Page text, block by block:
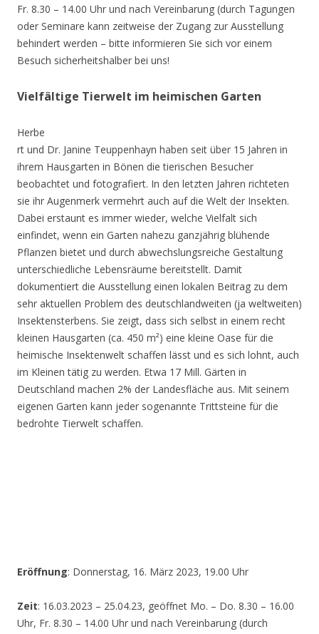
Fr. 8.30 – 14.00 Uhr und nach Vereinbarung (durch Tagungen
oder Seminare kann zeitweise der Zugang zur Ausstellung
behindert werden – bitte informieren Sie sich vor einem
Besuch sicherheitshalber bei uns!
Vielfältige Tierwelt im heimischen Garten
Herbe
rt und Dr. Janine Teuppenhayn haben seit über 15 Jahren in
ihrem Hausgarten in Bönen die tierischen Besucher
beobachtet und fotografiert. In den letzten Jahren richteten
sie ihr Augenmerk vermehrt auch auf die Welt der Insekten.
Dabei erstaunt es immer wieder, welche Vielfalt sich
einfindet, wenn ein Garten nahezu ganzjährig blühende
Pflanzen bietet und durch abwechslungsreiche Gestaltung
unterschiedliche Lebensräume bereitstellt. Damit
dokumentiert die Ausstellung einen lokalen Beitrag zu dem
sehr aktuellen Problem des deutschlandweiten (ja weltweiten)
Insektensterbens. Sie zeigt, dass sich selbst in einem recht
kleinen Hausgarten (ca. 450 m²) eine kleine Oase für die
heimische Insektenwelt schaffen lässt und es sich lohnt, auch
im Kleinen tätig zu werden. Etwa 17 Mill. Gärten in
Deutschland machen 2% der Landesfläche aus. Mit seinem
eigenen Garten kann jeder sogenannte Trittsteine für die
bedrohte Tierwelt schaffen.
Eröffnung: Donnerstag, 16. März 2023, 19.00 Uhr
Zeit: 16.03.2023 – 25.04.23, geöffnet Mo. – Do. 8.30 – 16.00
Uhr, Fr. 8.30 – 14.00 Uhr und nach Vereinbarung (durch